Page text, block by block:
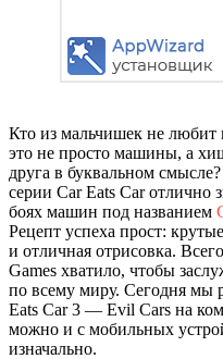
Кто из мальчишек не
это не просто машины, а
друга в буквальном
серии Car Eats Car отлично
боях машин под названием
Рецепт успеха прост:
и отличная отрисовка.
Games хватило, чтобы
по всему миру. Сегодня мы
Eats Car 3 — Evil Cars на
можно и с мобильных
изначально.